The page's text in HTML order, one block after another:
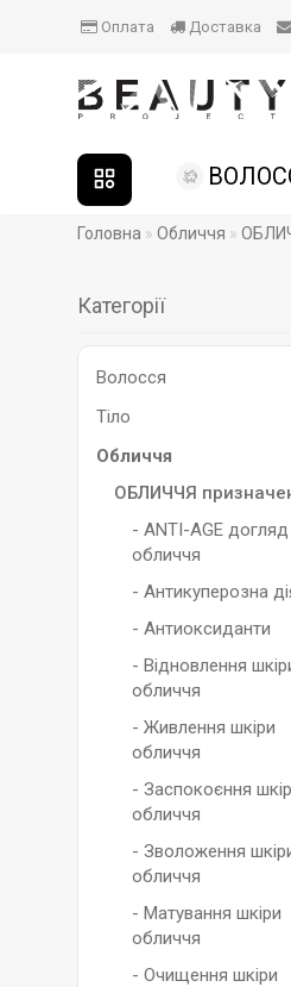
Оплата Доставка
Головна Обличчя
Категорії
Волосся
Тіло
Обличчя
ОБЛИЧЧЯ
- ANTI-AGE
обличчя
- Антикуперозна
- Антиоксиданти
- Відновлення
обличчя
- Живлення шкіри
обличчя
- Заспокоєння
обличчя
- Зволоження
обличчя
- Матування шкіри
обличчя
- Очищення шкіри